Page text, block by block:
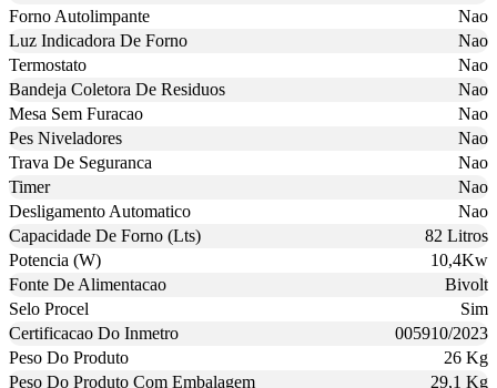
Forno Autolimpante
Nao
Luz Indicadora De Forno
Nao
Termostato
Nao
Bandeja Coletora De Residuos
Nao
Mesa Sem Furacao
Nao
Pes Niveladores
Nao
Trava De Seguranca
Nao
Timer
Nao
Desligamento Automatico
Nao
Capacidade De Forno (Lts)
82 Litros
Potencia (W)
10,4Kw
Fonte De Alimentacao
Bivolt
Selo Procel
Sim
Certificacao Do Inmetro
005910/2023
Peso Do Produto
26 Kg
Peso Do Produto Com Embalagem
29,1 Kg